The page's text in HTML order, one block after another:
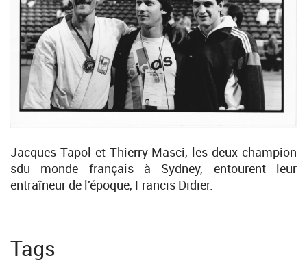
Jacques Tapol et Thierry Masci, les deux champion
sdu monde français à Sydney, entourent leur
entraîneur de l'époque, Francis Didier.
Tags